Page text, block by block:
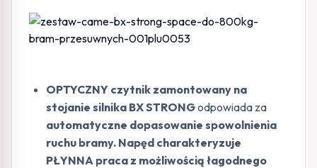
OPTYCZNY czytnik zamontowany na
stojanie silnika BX STRONGodpowiada za
automatyczne dopasowanie spowolnienia
ruchu bramy. Napęd charakteryzuje
PŁYNNA praca z możliwością łagodnego